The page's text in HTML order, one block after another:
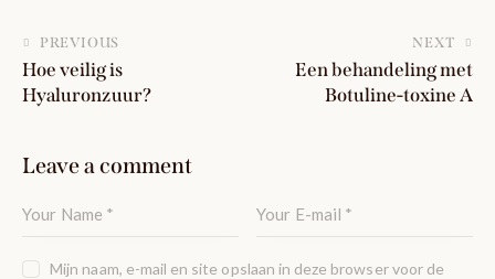
PREVIOUS
Hoe veilig is
Hyaluronzuur?
NEXT
Een behandeling met
Botuline-toxine A
Leave a comment
Mijn naam, e-mail en site opslaan in deze browser voor de